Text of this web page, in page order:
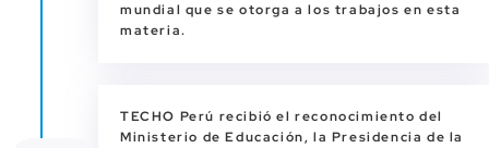
mundial que se otorga a los trabajos en esta
materia.
TECHO Perú recibió el reconocimiento del
Ministerio de Educación, la Presidencia de la